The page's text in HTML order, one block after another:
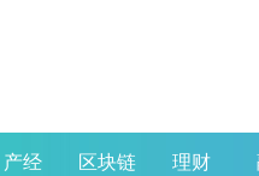
产经 区块链 理财